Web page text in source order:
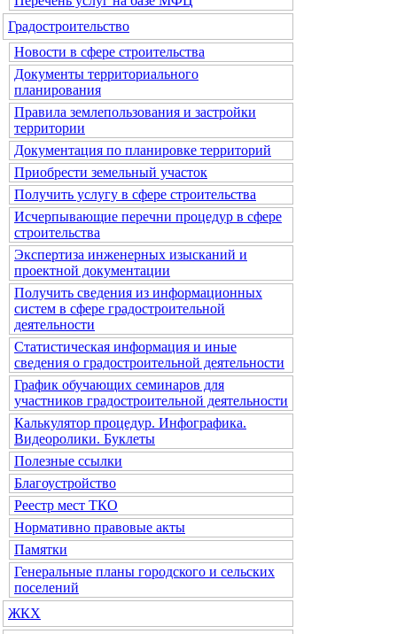
Градостроительство
Новости в сфере строительства
Документы территориального
планирования
Правила землепользования и застройки
территории
Документация по планировке территорий
Приобрести земельный участок
Получить услугу в сфере строительства
Исчерпывающие перечни процедур в сфере
строительства
Экспертиза инженерных изысканий и
проектной документации
Получить сведения из информационных
систем в сфере градостроительной
деятельности
Статистическая информация и иные
сведения о градостроительной деятельности
График обучающих семинаров для
участников градостроительной деятельности
Калькулятор процедур. Инфографика.
Видеоролики. Буклеты
Полезные ссылки
Благоустройство
Реестр мест ТКО
Нормативно правовые акты
Памятки
Генеральные планы городского и сельских
поселений
ЖКХ